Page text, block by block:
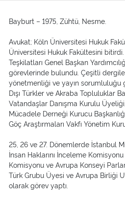
Bayburt – 1975, Zühtü, Nesme.
Avukat; Köln Üniversitesi Hukuk
Üniversitesi Hukuk Fakültesini
Teşkilatları Genel Başkan
görevlerinde bulundu. Çeşitli
yönetmenliği ve yayın sorumluluğu
Dışı Türkler ve Akraba Topluluklar
Vatandaşlar Danışma Kurulu Üyeliği,
Mücadele Derneği Kurucu
Göç Araştırmaları Vakfı Yönetim
25, 26 ve 27. Dönemlerde İstanbul
İnsan Haklarını İnceleme
Komisyonu ve Avrupa Konseyi
Türk Grubu Üyesi ve Avrupa Birliği
olarak görev yaptı.